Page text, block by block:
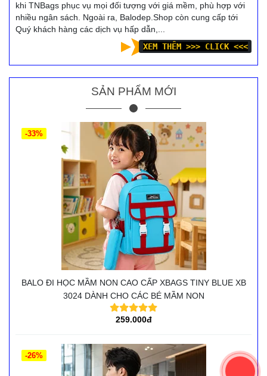
khi TNBags phục vụ mọi đối tượng với giá mềm, phù hợp với
nhiều ngân sách. Ngoài ra, Balodep.Shop còn cung cấp tới
Quý khách hàng các dịch vụ hấp dẫn,...
XEM THÊM >>> CLICK <<<
SẢN PHẨM MỚI
BALO ĐI HỌC MẦM NON CAO CẤP XBAGS TINY BLUE XB
3024 DÀNH CHO CÁC BÉ MẦM NON
259.000đ
-33%
-26%